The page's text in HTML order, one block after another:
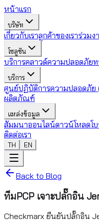
หน้าแรก
บริษัท
เกี่ยวกับเราลูกค้าของเราร่วมง
โซลูชัน
บริการคลาวด์ความปลอดภัยท
บริการ
ศูนย์ปฏิบัติการความปลอดภัย
ผลิตภัณฑ์
แหล่งข้อมูล
สัมมนาออนไลน์ดาวน์โหลดโ
ติดต่อเรา
TH EN
Back to Blog
ทีมPCP เจาะปลั๊กอิน
Checkmarx ยืนยันปลั๊กอิน